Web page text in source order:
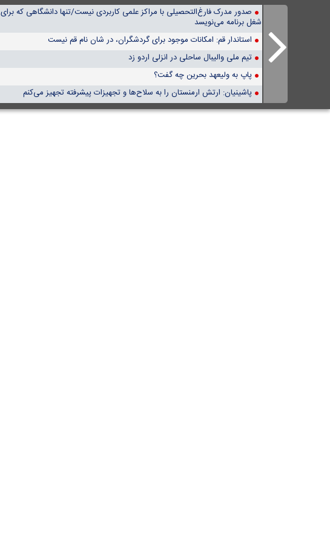
صدور مدرک فارغ‌التحصیلی با مراکز علمی کاربردی نیست/تنها دانشگاهی که برای
شغل برنامه می‌نویسد
استاندار قم: امکانات موجود برای گردشگران، در شان نام قم نیست
تیم ملی والیبال ساحلی در انزلی اردو زد
پاپ به ولیعهد بحرین چه گفت؟
پاشینیان: ارتش ارمنستان را به سلاح‌ها و تجهیزات پیشرفته تجهیز می‌کنم